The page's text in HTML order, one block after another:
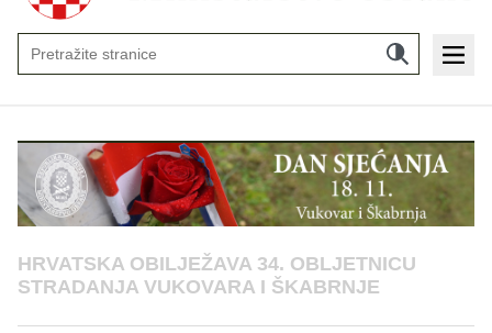
HRVATSKA OBILJEŽAVA 34. OBLJETNICU
STRADANJA VUKOVARA I ŠKABRNJE